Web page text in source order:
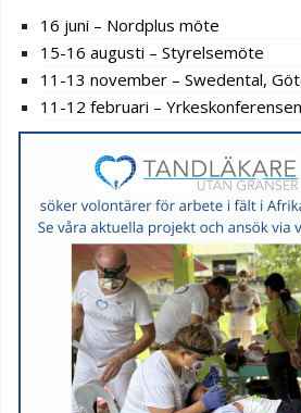
16 juni – Nordplus möte
15-16 augusti – Styrelsemöte
11-13 november – Swedental,
11-12 februari –